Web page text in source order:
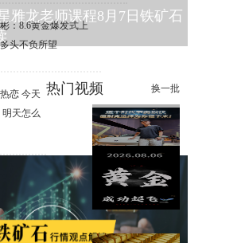
：8.6黄金爆发式上
头不负所望
恋 今天
明天怎么
热门视频 换一批
雅龙老师课程8月7日铁矿石
快，但别克选
成功起飞，多